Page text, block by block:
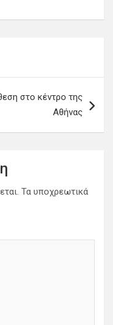
στο κέντρο της
Αθήνας
Τα υποχρεωτικά